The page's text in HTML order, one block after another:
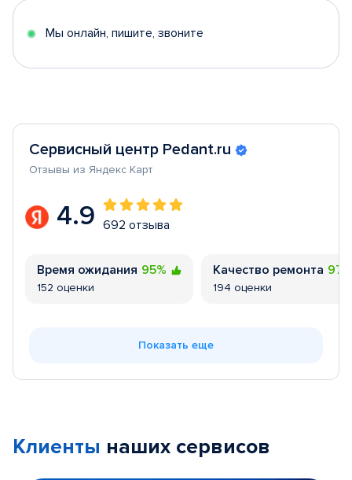
5
Мы онлайн, пишите, звоните
Сервисный центр Pedant.ru
Отзывы из Яндекс Карт
4.9 692 отзыва
Время ожидания 95%
152 оценки
Качество ремонта
194 оценки
Показать еще
Клиенты наших сервисов